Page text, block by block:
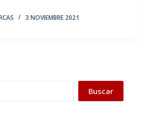
3 NOVIEMBRE 2021
Buscar